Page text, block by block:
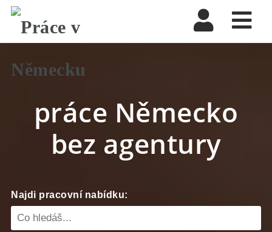
práce Německo
bez agentury
Najdi pracovní nabídku: